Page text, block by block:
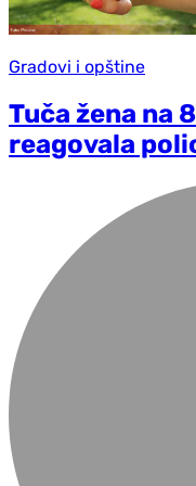
Gradovi i opštine
Tuča žena na
reagovala